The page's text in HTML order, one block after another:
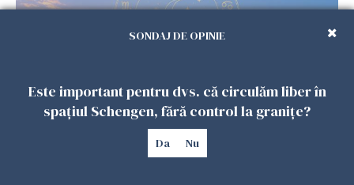
SONDAJ DE OPINIE
Este important pentru dvs. că circulăm liber în
spațiul Schengen, fără control la granițe?
Da Nu